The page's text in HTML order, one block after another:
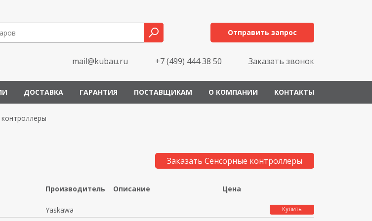
Отправить запрос
mail@kubau.ru +7 (499) 444 38 50 Заказать звонок
ДОСТАВКА ГАРАНТИЯ ПОСТАВЩИКАМ О КОМПАНИИ КОНТАКТЫ
Заказать Сенсорные контроллеры
Производитель Описание Цена
Yaskawa Купить